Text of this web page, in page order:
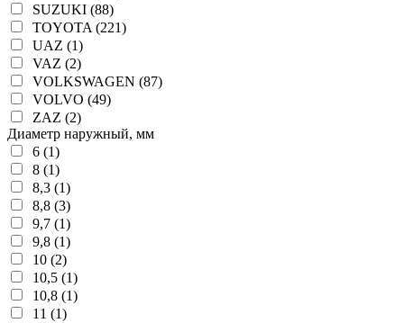
SUZUKI (88)
TOYOTA (221)
UAZ (1)
VAZ (2)
VOLKSWAGEN (87)
VOLVO (49)
ZAZ (2)
Диаметр наружный, мм
6 (1)
8 (1)
8,3 (1)
8,8 (3)
9,7 (1)
9,8 (1)
10 (2)
10,5 (1)
10,8 (1)
11 (1)